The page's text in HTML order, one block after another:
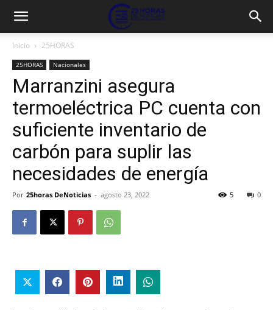
Inicio 25HORAS
25HORAS Nacionales
Marranzini asegura
termoeléctrica PC cuenta con
suficiente inventario de
carbón para suplir las
necesidades de energía
Por 25horas DeNoticias - agosto 23, 2022 0
5